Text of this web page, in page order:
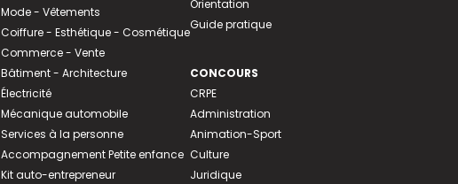
Mode - Vêtements
Coiffure - Esthétique - Cosmétique
Commerce - Vente
Bâtiment - Architecture
Électricité
Mécanique automobile
Services à la personne
Accompagnement Petite enfance
Kit auto-entrepreneur
Orientation
Guide pratique
CONCOURS
CRPE
Administration
Animation-Sport
Culture
Juridique